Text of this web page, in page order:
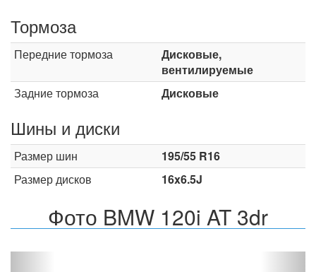
Тормоза
Передние тормоза
Дисковые,
вентилируемые
Задние тормоза
Дисковые
Шины и диски
Размер шин
195/55 R16
Размер дисков
16x6.5J
Фото BMW 120i AT 3dr